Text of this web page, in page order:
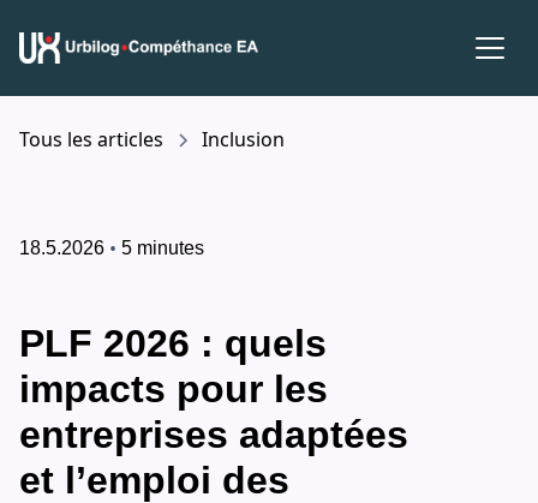
Tous les articles Inclusion
18.5.2026 • 5 minutes
PLF 2026 : quels
impacts pour les
entreprises adaptées
et l’emploi des